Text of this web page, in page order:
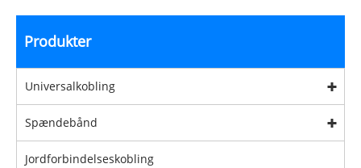
Produkter
Universalkobling
Spændebånd
Jordforbindelseskobling